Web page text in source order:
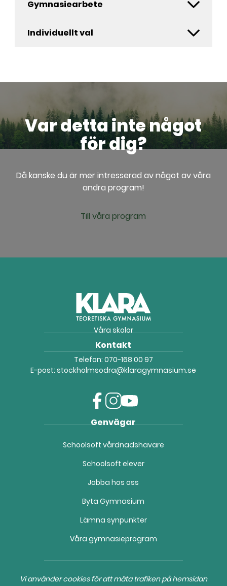
Gymnasiearbete
Individuellt val
Var detta inte något
för dig?
Då kanske du är mer intresserad av något av våra
andra program!
Till våra program
Våra skolor
Kontakt
Telefon: 070-168 00 97
E-post:stockholmsodra@klaragymnasium.se
a
e
o
o
k
(
p
n
s
n
t
g
a
m
ö
p
a
o
t
b
(
ö
p
a
i
Genvägar
Schoolsoft vårdnadshavare
Schoolsoft elever
Jobba hos oss
Byta Gymnasium
Lämna synpunkter
Våra gymnasieprogram
Vi använder cookies för att mäta trafiken på hemsidan